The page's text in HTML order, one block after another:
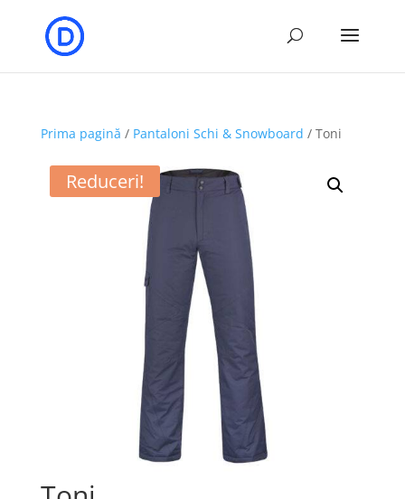
Prima pagină / Pantaloni Schi & Snowboard / Toni
Reduceri!